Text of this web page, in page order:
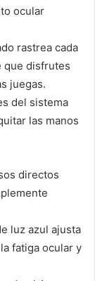
ocular
rastrea cada
que disfrutes
juegas.
del sistema
las manos
directos
luz azul ajusta
fatiga ocular y